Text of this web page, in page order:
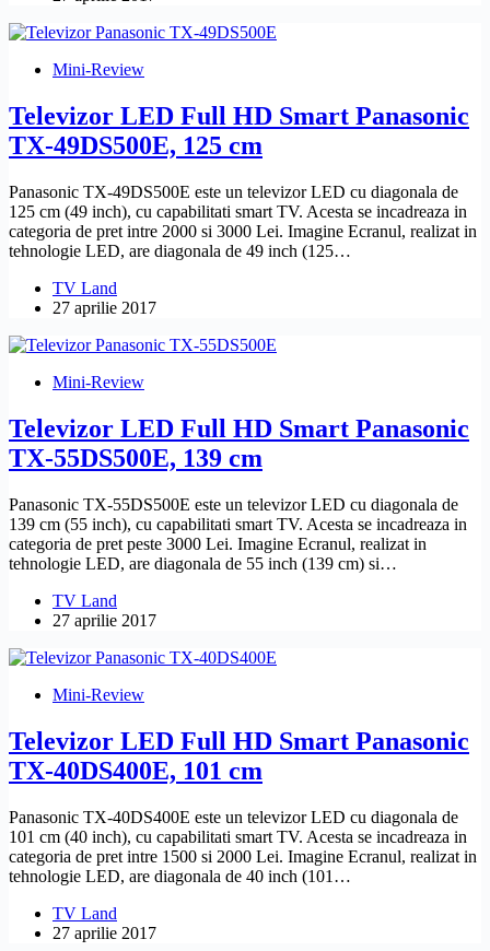
Mini-Review
Televizor LED Full HD Smart Panasonic
TX-49DS500E, 125 cm
Panasonic TX-49DS500E este un televizor LED cu diagonala de
125 cm (49 inch), cu capabilitati smart TV. Acesta se incadreaza in
categoria de pret intre 2000 si 3000 Lei. Imagine Ecranul, realizat in
tehnologie LED, are diagonala de 49 inch (125…
TV Land
27 aprilie 2017
Mini-Review
Televizor LED Full HD Smart Panasonic
TX-55DS500E, 139 cm
Panasonic TX-55DS500E este un televizor LED cu diagonala de
139 cm (55 inch), cu capabilitati smart TV. Acesta se incadreaza in
categoria de pret peste 3000 Lei. Imagine Ecranul, realizat in
tehnologie LED, are diagonala de 55 inch (139 cm) si…
TV Land
27 aprilie 2017
Mini-Review
Televizor LED Full HD Smart Panasonic
TX-40DS400E, 101 cm
Panasonic TX-40DS400E este un televizor LED cu diagonala de
101 cm (40 inch), cu capabilitati smart TV. Acesta se incadreaza in
categoria de pret intre 1500 si 2000 Lei. Imagine Ecranul, realizat in
tehnologie LED, are diagonala de 40 inch (101…
TV Land
27 aprilie 2017